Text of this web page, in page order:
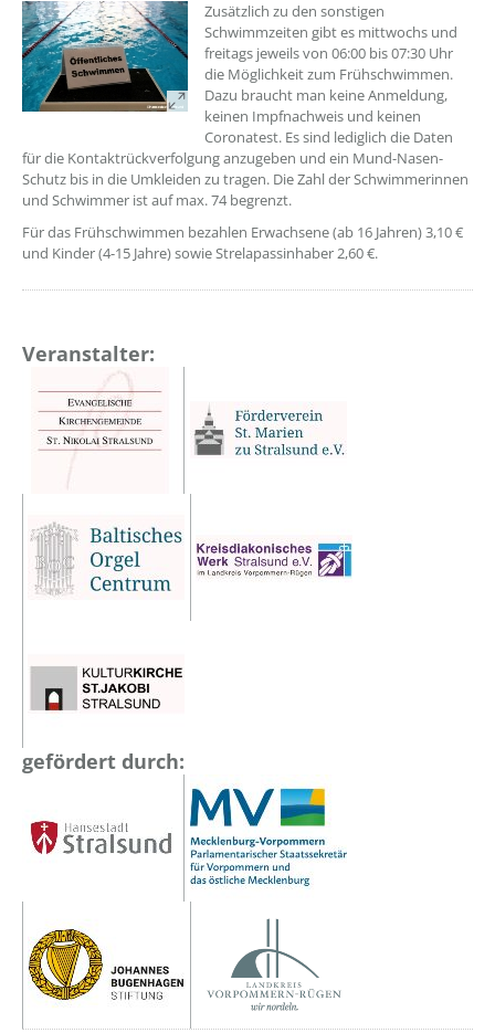
Zusätzlich zu den sonstigen
Schwimmzeiten gibt es mittwochs und
freitags jeweils von 06:00 bis 07:30 Uhr
die Möglichkeit zum Frühschwimmen.
Dazu braucht man keine Anmeldung,
keinen Impfnachweis und keinen
Coronatest. Es sind lediglich die Daten
für die Kontaktrückverfolgung anzugeben und ein Mund-Nasen-
Schutz bis in die Umkleiden zu tragen. Die Zahl der Schwimmerinnen
und Schwimmer ist auf max. 74 begrenzt.
Für das Frühschwimmen bezahlen Erwachsene (ab 16 Jahren) 3,10 €
und Kinder (4-15 Jahre) sowie Strelapassinhaber 2,60 €.
Veranstalter:
gefördert durch: